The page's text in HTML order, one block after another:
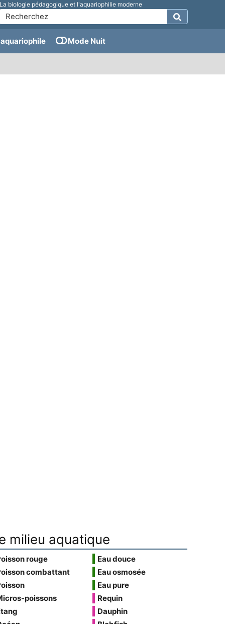
La biologie pédagogique et l'aquariophilie moderne
Mode Nuit
milieu aquatique
rouge
combattant
poissons
Eau douce
Eau osmosée
Eau pure
Requin
Dauphin